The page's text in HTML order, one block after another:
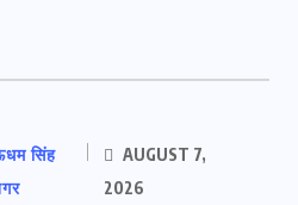
सिंह
AUGUST 7,
2026